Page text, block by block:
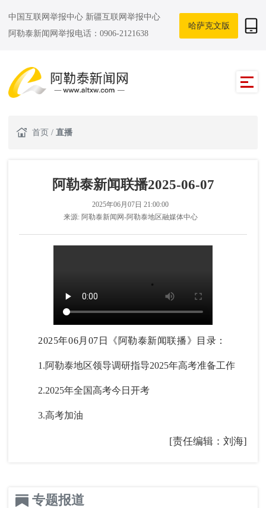
中国互联网举报中心 新疆互联网举报中心
阿勒泰新闻网举报电话：0906-2121638
哈萨克文版
首页 / 直播
阿勒泰新闻联播2025-06-07
2025年06月07日 21:00:00
来源: 阿勒泰新闻网-阿勒泰地区融媒体中心
2025年06月07日《阿勒泰新闻联播》目录：
1.阿勒泰地区领导调研指导2025年高考准备工作
2.2025年全国高考今日开考
3.高考加油
[责任编辑：刘海]
专题报道